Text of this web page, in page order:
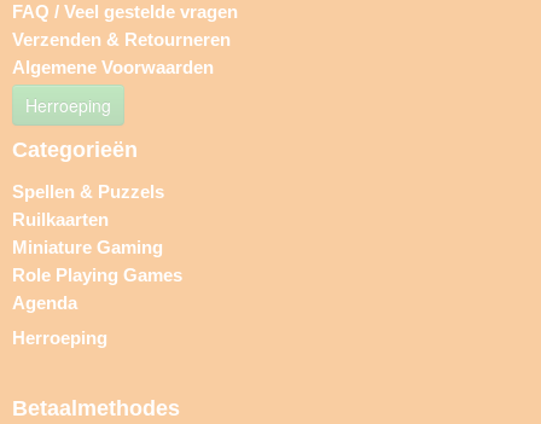
FAQ / Veel gestelde vragen
Verzenden & Retourneren
Algemene Voorwaarden
Herroeping
Categorieën
Spellen & Puzzels
Ruilkaarten
Miniature Gaming
Role Playing Games
Agenda
Herroeping
Betaalmethodes